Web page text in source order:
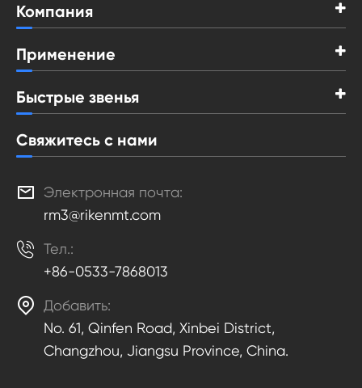
Компания
Применение
Быстрые звенья
Свяжитесь с нами

Электронная почта:
rm3@rikenmt.com
 Тел.:
+86-0533-7868013

Добавить:
No. 61, Qinfen Road, Xinbei District,
Changzhou, Jiangsu Province, China.